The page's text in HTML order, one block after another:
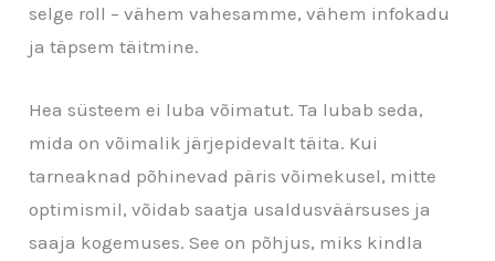
selge roll – vähem vahesamme, vähem infokadu
ja täpsem täitmine.
Hea süsteem ei luba võimatut. Ta lubab seda,
mida on võimalik järjepidevalt täita. Kui
tarneaknad põhinevad päris võimekusel, mitte
optimismil, võidab saatja usaldusväärsuses ja
saaja kogemuses. See on põhjus, miks kindla